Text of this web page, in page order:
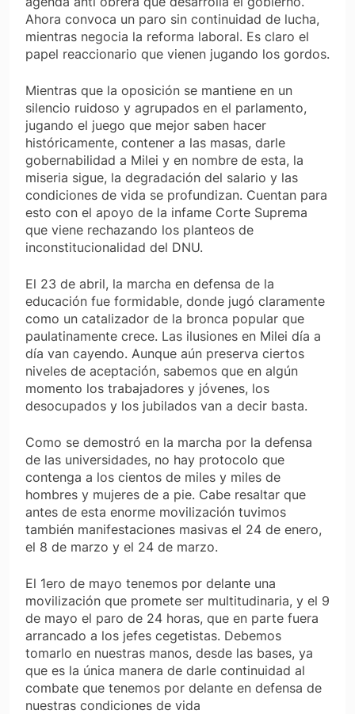
Ahora convoca un paro sin continuidad de lucha,
mientras negocia la reforma laboral. Es claro el
papel reaccionario que vienen jugando los gordos.
Mientras que la oposición se mantiene en un
silencio ruidoso y agrupados en el parlamento,
jugando el juego que mejor saben hacer
históricamente, contener a las masas, darle
gobernabilidad a Milei y en nombre de esta, la
miseria sigue, la degradación del salario y las
condiciones de vida se profundizan. Cuentan para
esto con el apoyo de la infame Corte Suprema
que viene rechazando los planteos de
inconstitucionalidad del DNU.
El 23 de abril, la marcha en defensa de la
educación fue formidable, donde jugó claramente
como un catalizador de la bronca popular que
paulatinamente crece. Las ilusiones en Milei día a
día van cayendo. Aunque aún preserva ciertos
niveles de aceptación, sabemos que en algún
momento los trabajadores y jóvenes, los
desocupados y los jubilados van a decir basta.
Como se demostró en la marcha por la defensa
de las universidades, no hay protocolo que
contenga a los cientos de miles y miles de
hombres y mujeres de a pie. Cabe resaltar que
antes de esta enorme movilización tuvimos
también manifestaciones masivas el 24 de enero,
el 8 de marzo y el 24 de marzo.
El 1ero de mayo tenemos por delante una
movilización que promete ser multitudinaria, y el 9
de mayo el paro de 24 horas, que en parte fuera
arrancado a los jefes cegetistas. Debemos
tomarlo en nuestras manos, desde las bases, ya
que es la única manera de darle continuidad al
combate que tenemos por delante en defensa de
nuestras condiciones de vida